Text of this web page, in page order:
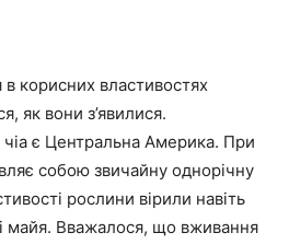
корисних властивостях
як вони з’явилися.
є Центральна Америка. При
собою звичайну однорічну
рослини вірили навіть
майя. Вважалося, що вживання